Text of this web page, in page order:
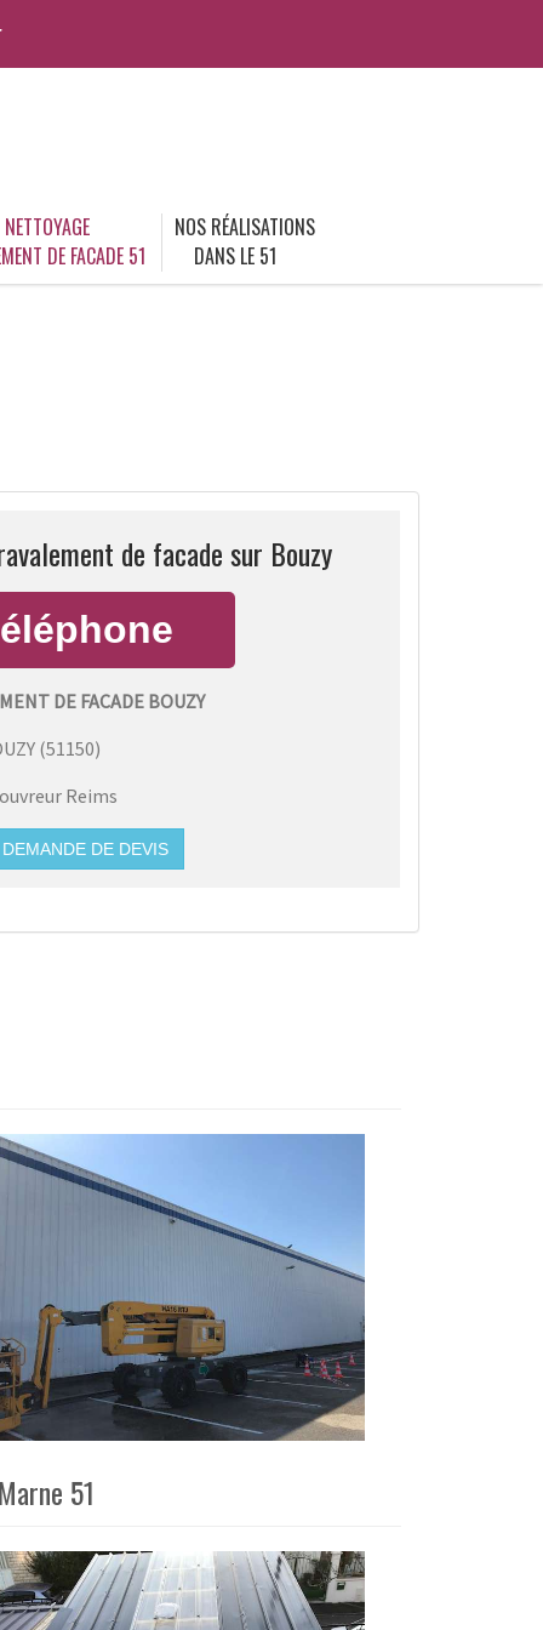
NETTOYAGE
DE FACADE 51
NOS RÉALISATIONS
DANS LE 51
de facade sur Bouzy
DE FACADE BOUZY
(51150)
Reims
DE DEVIS
51